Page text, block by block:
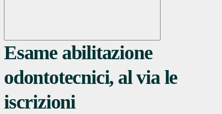
Esame abilitazione
odontotecnici, al via le
iscrizioni